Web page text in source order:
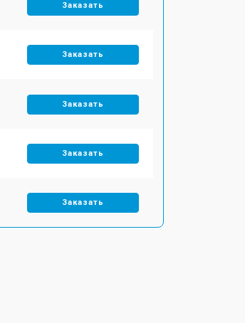
Заказать
Заказать
Заказать
Заказать
Заказать